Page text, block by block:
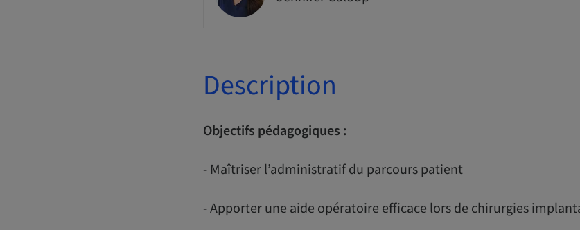
Description
Objectifs pédagogiques :
- Maîtriser l’administratif du parcours patient
- Apporter une aide opératoire efficace lors de chirurgies